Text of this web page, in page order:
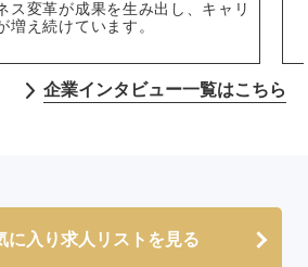
ス変革が成果を生み出し、キャリ
増え続けています。
企業インタビュー一覧はこちら
に入り求人リストを見る